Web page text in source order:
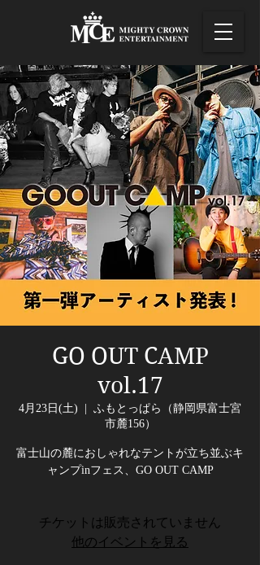
GO OUT CAMP
vol.17
4月23日(土)
ふもとっぱら（静岡県富士宮
市麓156）
富士山の麓におしゃれなテントが立ち並ぶキ
ャンプinフェス、GO OUT CAMP
チケットは販売されていません
他のイベントを見る